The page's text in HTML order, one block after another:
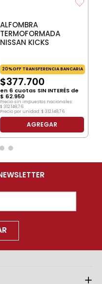
ALFOMBRA
TERMOFORMADA
NISSAN KICKS
20%OFF TRANSFERENCIA BANCARIA
$377.700
en 6 cuotas SIN INTERÉS de
$ 62.950
Precio sin impuestos nacionales:
$ 312.148,76
Precio por unidad:$ 312.148,76
AGREGAR